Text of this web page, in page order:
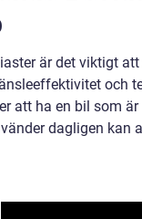
är det viktigt
och
att ha en bil som
dagligen kan